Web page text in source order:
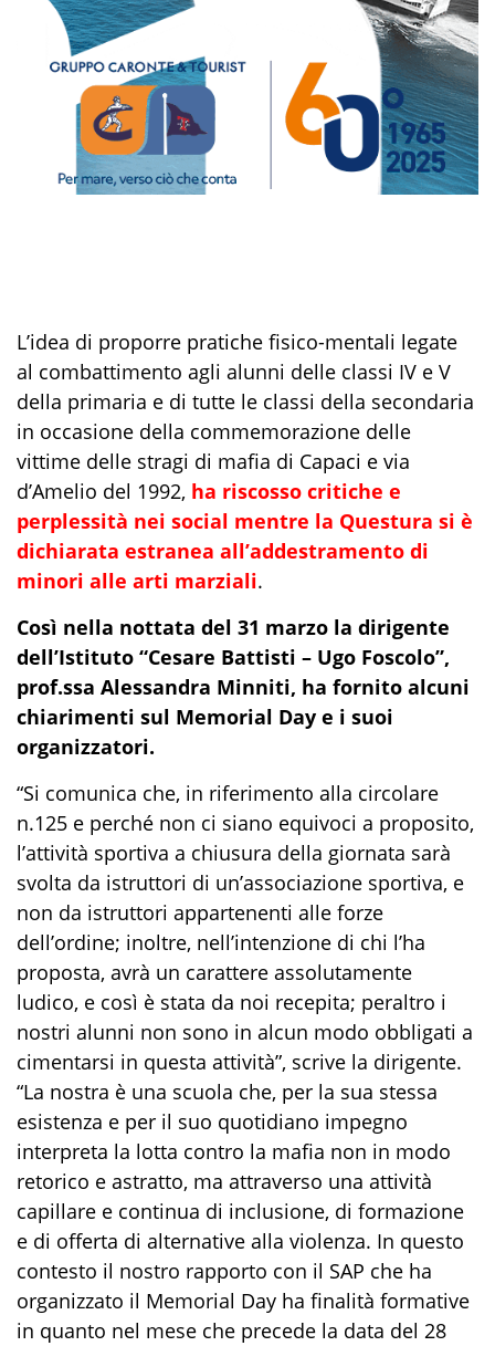
L’idea di proporre pratiche fisico-mentali legate
al combattimento agli alunni delle classi IV e V
della primaria e di tutte le classi della secondaria
in occasione della commemorazione delle
vittime delle stragi di mafia di Capaci e via
d’Amelio del 1992, ha riscosso critiche e
perplessità nei social mentre la Questura si è
dichiarata estranea all’addestramento di
minori alle arti marziali.
Così nella nottata del 31 marzo la dirigente
dell’Istituto “Cesare Battisti – Ugo Foscolo”,
prof.ssa Alessandra Minniti, ha fornito alcuni
chiarimenti sul Memorial Day e i suoi
organizzatori.
“Si comunica che, in riferimento alla circolare
n.125 e perché non ci siano equivoci a proposito,
l’attività sportiva a chiusura della giornata sarà
svolta da istruttori di un’associazione sportiva, e
non da istruttori appartenenti alle forze
dell’ordine; inoltre, nell’intenzione di chi l’ha
proposta, avrà un carattere assolutamente
ludico, e così è stata da noi recepita; peraltro i
nostri alunni non sono in alcun modo obbligati a
cimentarsi in questa attività”, scrive la dirigente.
“La nostra è una scuola che, per la sua stessa
esistenza e per il suo quotidiano impegno
interpreta la lotta contro la mafia non in modo
retorico e astratto, ma attraverso una attività
capillare e continua di inclusione, di formazione
e di offerta di alternative alla violenza. In questo
contesto il nostro rapporto con il SAP che ha
organizzato il Memorial Day ha finalità formative
in quanto nel mese che precede la data del 28